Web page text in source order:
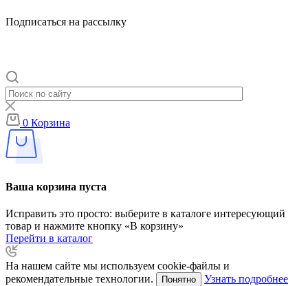
Подписаться на рассылку
0 Корзина
Ваша корзина пуста
Исправить это просто: выберите в каталоге интересующий
товар и нажмите кнопку «В корзину»
Перейти в каталог
На нашем сайте мы используем cookie-файлы и
рекомендательные технологии.
Понятно Узнать подробнее